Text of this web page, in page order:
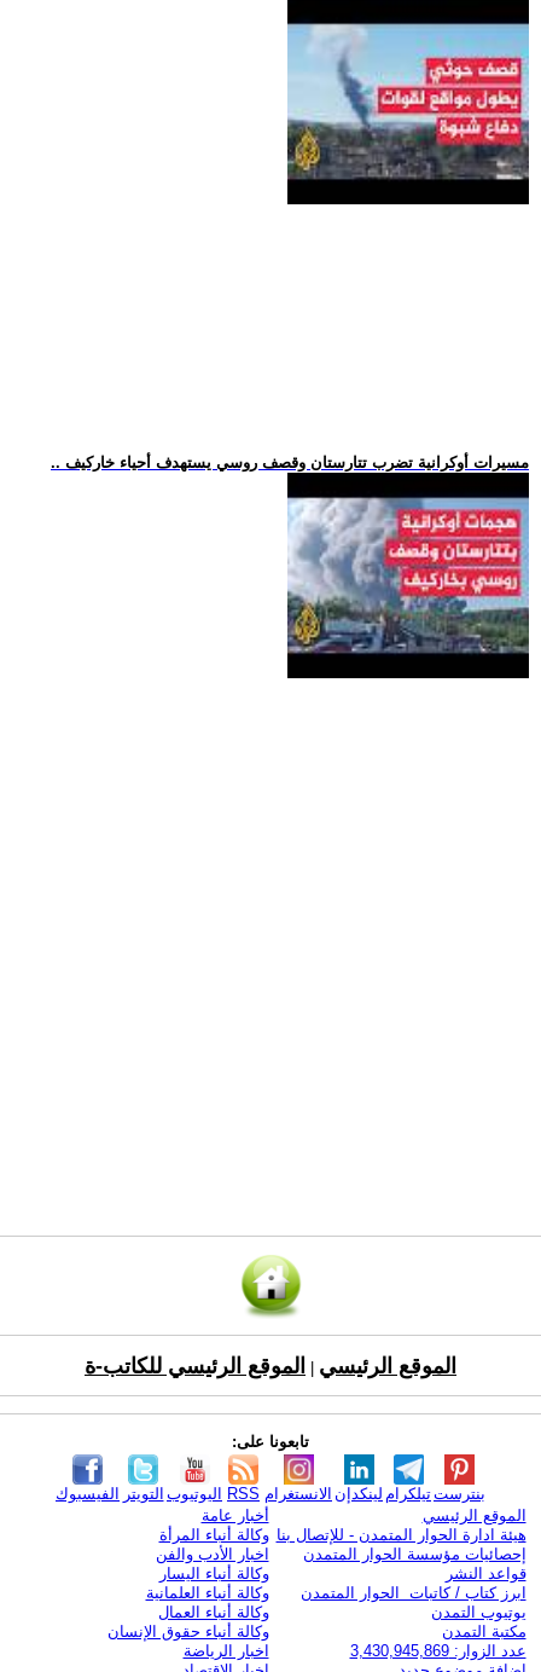
.. مسيرات أوكرانية تضرب تتارستان وقصف روسي يستهدف أحياء خاركيف
الموقع الرئيسي الموقع الرئيسي للكاتب-ة
تابعونا على:
الفيسبوك التويتر اليوتيوب RSS الانستغرام لينكدإن تيلكرامبنترست
الموقع الرئيسي
هيئة ادارة الحوار المتمدن - للإتصال بنا
إحصائيات مؤسسة الحوار المتمدن
قواعد النشر
ابرز كتاب / كاتبات الحوار المتمدن
يوتيوب التمدن
مكتبة التمدن
عدد الزوار: 3,430,945,869
أخبار عامة
وكالة أنباء المرأة
اخبار الأدب والفن
وكالة أنباء اليسار
وكالة أنباء العلمانية
وكالة أنباء العمال
وكالة أنباء حقوق الإنسان
اخبار الرياضة